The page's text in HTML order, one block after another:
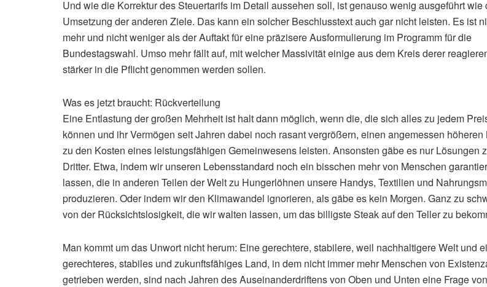
Und wie die Korrektur des Steuertarifs im Detail aussehen soll, ist genauso wenig ausgeführt wie
Umsetzung der anderen Ziele. Das kann ein solcher Beschlusstext auch gar nicht leisten. Es ist
mehr und nicht weniger als der Auftakt für eine präzisere Ausformulierung im Programm für die
Bundestagswahl. Umso mehr fällt auf, mit welcher Massivität einige aus dem Kreis derer
stärker in die Pflicht genommen werden sollen.
Was es jetzt braucht: Rückverteilung
Eine Entlastung der großen Mehrheit ist halt dann möglich, wenn die, die sich alles zu jedem
können und ihr Vermögen seit Jahren dabei noch rasant vergrößern, einen angemessen höheren
zu den Kosten eines leistungsfähigen Gemeinwesens leisten. Ansonsten gäbe es nur Lösungen
Dritter. Etwa, indem wir unseren Lebensstandard noch ein bisschen mehr von Menschen
lassen, die in anderen Teilen der Welt zu Hungerlöhnen unsere Handys, Textilien und
produzieren. Oder indem wir den Klimawandel ignorieren, als gäbe es kein Morgen. Ganz zu
von der Rücksichtslosigkeit, die wir walten lassen, um das billigste Steak auf den Teller zu
Man kommt um das Unwort nicht herum: Eine gerechtere, stabilere, weil nachhaltigere Welt und
gerechteres, stabiles und zukunftsfähiges Land, in dem nicht immer mehr Menschen von
getrieben werden, sind nach Jahren des Auseinanderdriftens von Oben und Unten eine Frage von